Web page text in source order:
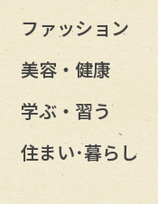
ファッション
美容・健康
学ぶ・習う
住まい･暮らし